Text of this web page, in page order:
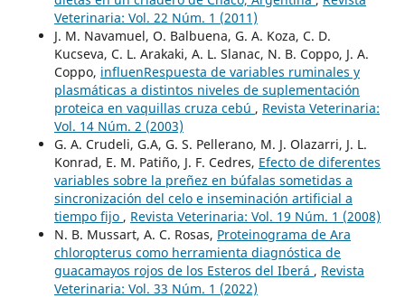
Veterinaria: Vol. 22 Núm. 1 (2011)
J. M. Navamuel, O. Balbuena, G. A. Koza, C. D.
Kucseva, C. L. Arakaki, A. L. Slanac, N. B. Coppo, J. A.
Coppo, influenRespuesta de variables ruminales y
plasmáticas a distintos niveles de suplementación
proteica en vaquillas cruza cebú , Revista Veterinaria:
Vol. 14 Núm. 2 (2003)
G. A. Crudeli, G.A, G. S. Pellerano, M. J. Olazarri, J. L.
Konrad, E. M. Patiño, J. F. Cedres, Efecto de diferentes
variables sobre la preñez en búfalas sometidas a
sincronización del celo e inseminación artificial a
tiempo fijo , Revista Veterinaria: Vol. 19 Núm. 1 (2008)
N. B. Mussart, A. C. Rosas, Proteinograma de Ara
chloropterus como herramienta diagnóstica de
guacamayos rojos de los Esteros del Iberá , Revista
Veterinaria: Vol. 33 Núm. 1 (2022)